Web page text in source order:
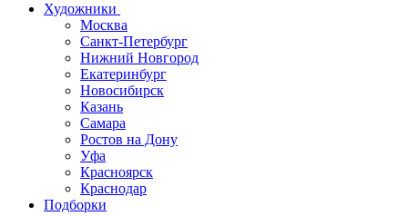
Художники
Москва
Санкт-Петербург
Нижний Новгород
Екатеринбург
Новосибирск
Казань
Самара
Ростов на Дону
Уфа
Красноярск
Краснодар
Подборки